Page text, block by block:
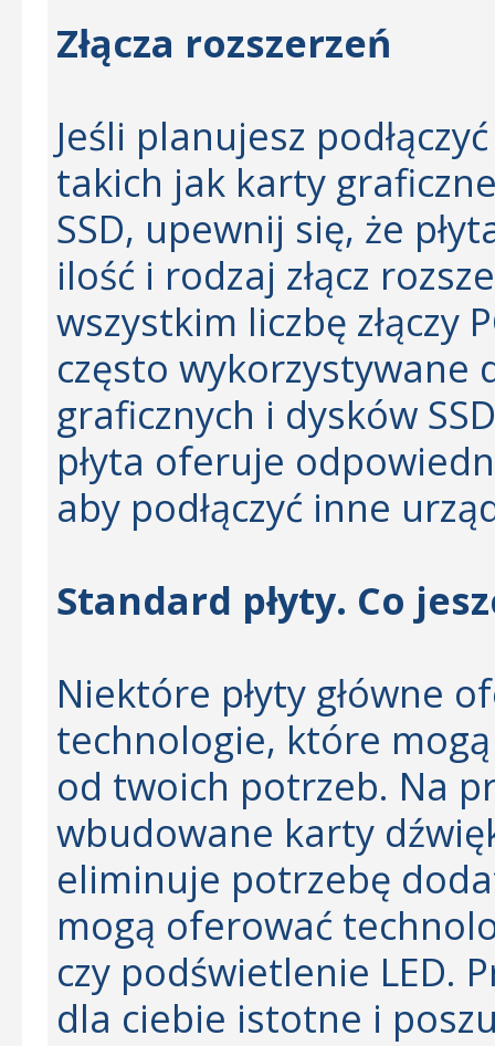
Złącza rozszerzeń
Jeśli planujesz
takich jak karty
SSD, upewnij się, że
ilość i rodzaj złącz
wszystkim liczbę złączy
często wykorzystywane
graficznych i dysków
płyta oferuje
aby podłączyć inne
Standard płyty. Co
Niektóre płyty główne
technologie, które
od twoich potrzeb. Na
wbudowane karty
eliminuje potrzebę
mogą oferować
czy podświetlenie LED.
dla ciebie istotne i